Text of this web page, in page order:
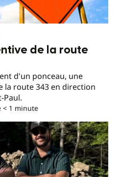
de la route
d'un ponceau, une
la route 343 en direction
Paul.
< 1 minute